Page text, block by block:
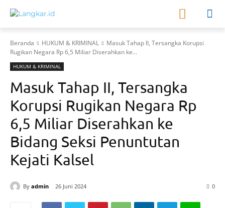
Beranda HUKUM & KRIMINAL
Masuk Tahap II, Tersangka Korupsi
Rugikan Negara Rp 6,5 Miliar Diserahkan ke...
HUKUM & KRIMINAL
Masuk Tahap II, Tersangka
Korupsi Rugikan Negara Rp
6,5 Miliar Diserahkan ke
Bidang Seksi Penuntutan
Kejati Kalsel
By admin 26 Juni 2024 0